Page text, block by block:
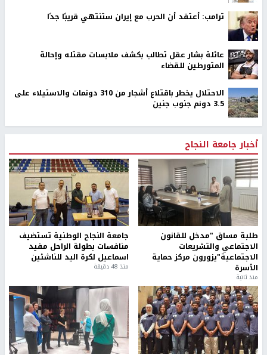
ترامب: أعتقد أن الحرب مع إيران ستنتهي قريبًا جدًا
عائلة بشار عقل تطالب بكشف ملابسات مقتله وإحالة
المتورطين للقضاء
الاحتلال يخطر باقتلاع أشجار من 310 دونمات والاستيلاء على
3.5 دونم جنوب جنين
أخبار جامعة النجاح
طلبة مساق "مدخل للقانون
الاجتماعي والتشريعات
الاجتماعية"يزورون مركز حماية
الأسرة
منذ ثانية
جامعة النجاح الوطنية تستضيف
منافسات بطولة الراحل مفيد
اسماعيل لكرة اليد للناشئين
منذ 48 دقيقة